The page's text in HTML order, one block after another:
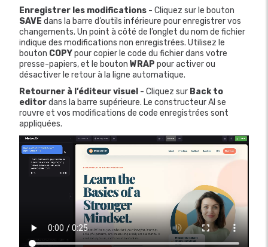
Enregistrer les modifications - Cliquez sur le bouton
SAVE dans la barre d’outils inférieure pour enregistrer vos
changements. Un point à côté de l’onglet du nom de fichier
indique des modifications non enregistrées. Utilisez le
bouton COPYpour copier le code du fichier dans votre
presse-papiers, et le bouton WRAP pour activer ou
désactiver le retour à la ligne automatique.
Retourner à l’éditeur visuel - Cliquez sur Back to
editordans la barre supérieure. Le constructeur AI se
rouvre et vos modifications de code enregistrées sont
appliquées.